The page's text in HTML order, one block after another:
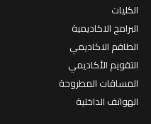
الكليات
البرامج الاكاديمية
الطاقم الاكاديمي
التقويم الأكاديمي
المساقات المطروحة
الهواتف الداخلية